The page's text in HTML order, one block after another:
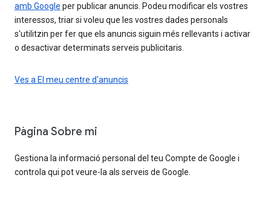
amb Google per publicar anuncis. Podeu modificar els vostres
interessos, triar si voleu que les vostres dades personals
s'utilitzin per fer que els anuncis siguin més rellevants i activar
o desactivar determinats serveis publicitaris.
Ves a El meu centre d'anuncis
Pàgina Sobre mi
Gestiona la informació personal del teu Compte de Google i
controla qui pot veure-la als serveis de Google.